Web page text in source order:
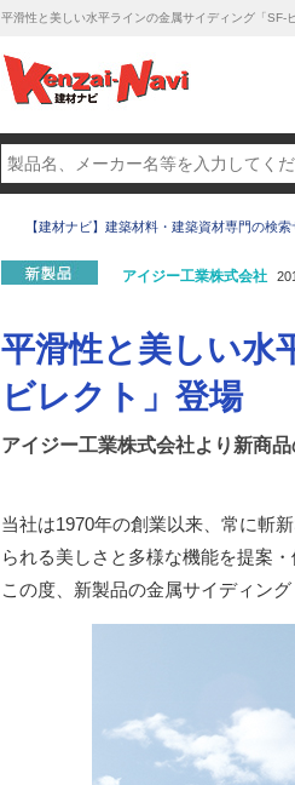
平滑性と美しい水平ラインの金属サイディング「SF-
【建材ナビ】建築材料・建築資材専門の検索
アイジー工業株式会社
平滑性と美しい水
ビレクト」登場
アイジー工業株式会社より新商品
当社は1970年の創業以来、常に斬
られる美しさと多様な機能を提案・
この度、新製品の金属サイディン